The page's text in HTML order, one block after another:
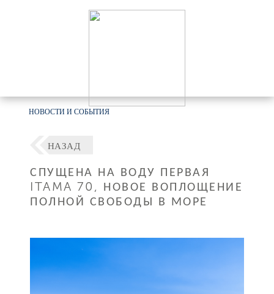
НОВОСТИ И СОБЫТИЯ
НАЗАД
СПУЩЕНА НА ВОДУ ПЕРВАЯ
ITAMA 70, НОВОЕ ВОПЛОЩЕНИЕ
ПОЛНОЙ СВОБОДЫ В МОРЕ